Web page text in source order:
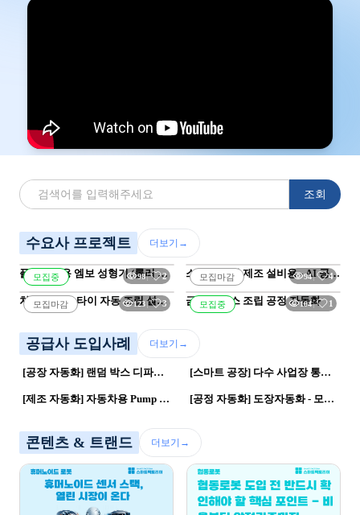
조회
수요사 프로젝트 더보기 →
모집중 98 2
플라스틱용 엠보 성형기 (롤러 장
치)
모집마감 94 4
스마트 스낵 제조 설비용 - AI 공급
기업 모집
모집마감 123 3
차량용 카고 타이 자동 조립 설비
제작(또는 라인 구축))
모집중 104 1
금속 케이스 조립 공정 자동화
공급사 도입사례 더보기 →
16 0
[공장 자동화] 랜덤 박스 디파렛타이져 | 로봇활용 · 스마트공장 [스마트 공장] 다수 사업장 통합관리 생산정보 시스템 | 스마트공장 · 클라우드
36 0
[제조 자동화] 자동차용 Pump Filter 품질향상을 위한 INDEX 비전검사 시스템 구축 | 자동화 공정 · 스마트공장
20 0
[공정 자동화] 도장자동화 - 모션트래킹 적용 | 로봇활용 · 로봇공정
콘텐츠 & 트랜드 더보기 →